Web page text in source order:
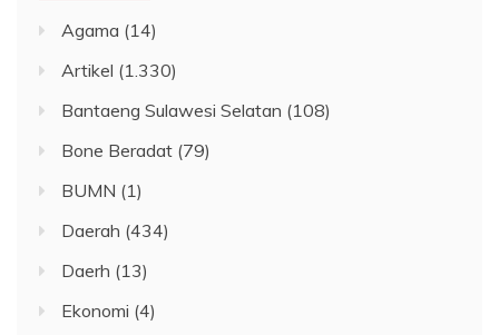
Agama (14)
Artikel (1.330)
Bantaeng Sulawesi Selatan (108)
Bone Beradat (79)
BUMN (1)
Daerah (434)
Daerh (13)
Ekonomi (4)